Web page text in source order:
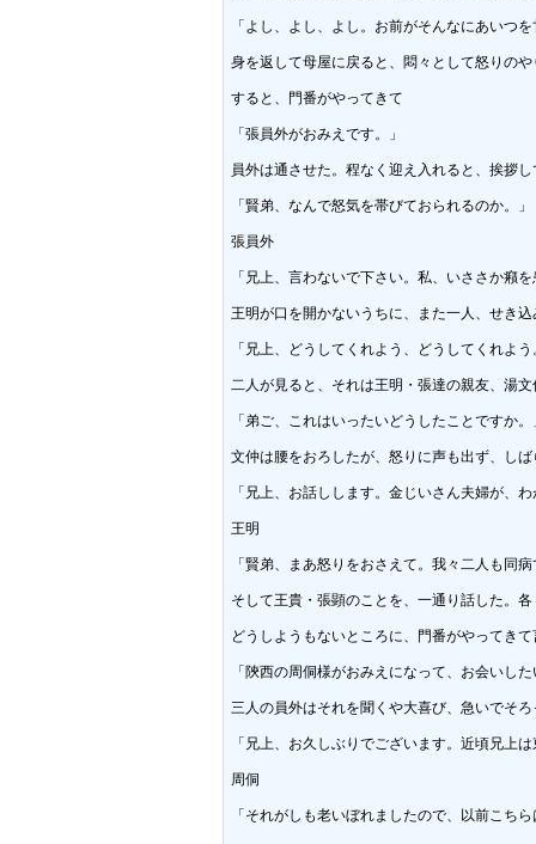
「よし、よし、よし。お前がそんなにあいつ
身を返して母屋に戻ると、悶々として怒りの
すると、門番がやってきて
「張員外がおみえです。」
員外は通させた。程なく迎え入れると、挨拶
「賢弟、なんで怒気を帯びておられるのか。」
張員外
「兄上、言わないで下さい。私、いささか癪
王明が口を開かないうちに、また一人、せき
「兄上、どうしてくれよう、どうしてくれよ
二人が見ると、それは王明・張達の親友、湯
「弟ご、これはいったいどうしたことですか。
文仲は腰をおろしたが、怒りに声も出ず、し
「兄上、お話しします。金じいさん夫婦が、
王明
「賢弟、まあ怒りをおさえて。我々二人も同
そして王貴・張顕のことを、一通り話した。
どうしようもないところに、門番がやってき
「陝西の周侗様がおみえになって、お会いし
三人の員外はそれを聞くや大喜び、急いでそ
「兄上、お久しぶりでございます。近頃兄上
周侗
「それがしも老いぼれましたので、以前こち